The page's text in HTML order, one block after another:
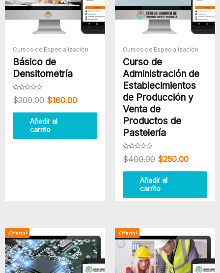
Cursos de Especialización
Básico de
Densitometría
Valorado
con
de
$200.00 $160.00
Añadir al
carrito
Cursos de Especialización
Curso de
Administración de
Establecimientos
de Producción y
Venta de
Productos de
Pastelería
Valorado
con
de
$400.00 $250.00
Añadir al
carrito
¡Oferta!
precio
original
era:
precio
actual
es:
¡Oferta!
precio
original
era:
precio
actual
es: